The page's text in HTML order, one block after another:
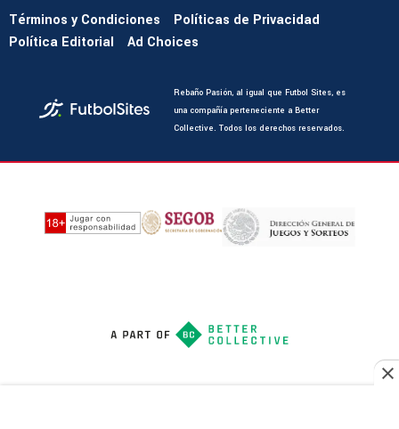
Términos y Condiciones
Políticas de Privacidad
Política Editorial
Ad Choices
Rebaño Pasión, al igual que Futbol Sites, es
una compañía perteneciente a Better
Collective. Todos los derechos reservados.